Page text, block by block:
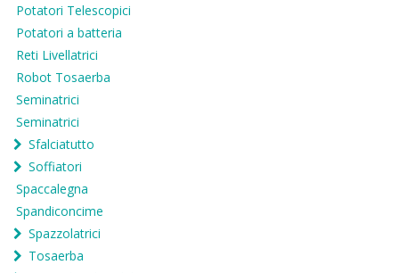
Potatori Telescopici
Potatori a batteria
Reti Livellatrici
Robot Tosaerba
Seminatrici
Seminatrici
Sfalciatutto
Soffiatori
Spaccalegna
Spandiconcime
Spazzolatrici
Tosaerba